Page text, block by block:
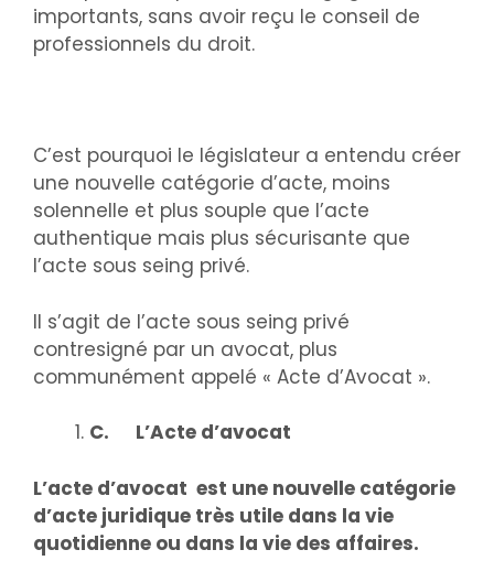
importants, sans avoir reçu le conseil de
professionnels du droit.
C’est pourquoi le législateur a entendu créer
une nouvelle catégorie d’acte, moins
solennelle et plus souple que l’acte
authentique mais plus sécurisante que
l’acte sous seing privé.
Il s’agit de l’acte sous seing privé
contresigné par un avocat, plus
communément appelé « Acte d’Avocat ».
C. L’Acte d’avocat
L’acte d’avocat est une nouvelle catégorie
d’acte juridique très utile dans la vie
quotidienne ou dans la vie des affaires.